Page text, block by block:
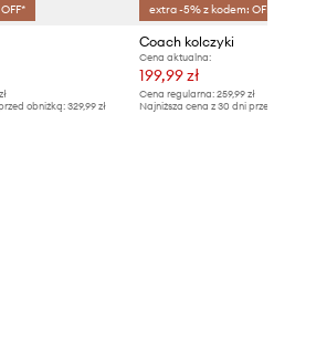
obniżką:329,99 zł
extra -5% z kodem: OFF*
Coach kolczyki
Cena aktualna:
199,99 zł
Cena regularna: 259,99 zł
Najniższa cena z 30 dni przed obniżką: